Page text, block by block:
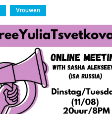
Vrouwen